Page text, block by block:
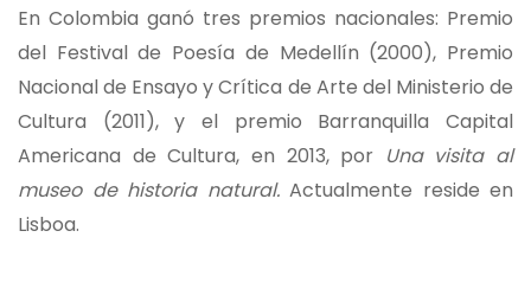
En Colombia ganó tres premios nacionales: Premio
del Festival de Poesía de Medellín (2000), Premio
Nacional de Ensayo y Crítica de Arte del Ministerio de
Cultura (2011), y el premio Barranquilla Capital
Americana de Cultura, en 2013, por Una visita al
museo de historia natural.Actualmente reside en
Lisboa.